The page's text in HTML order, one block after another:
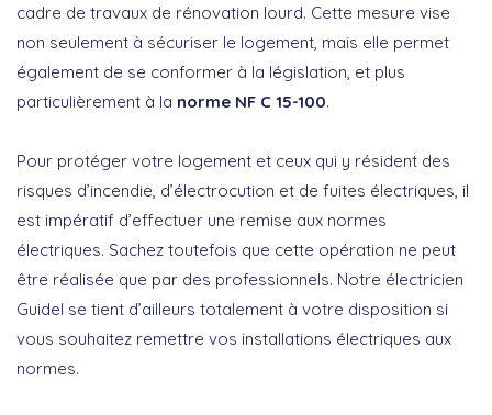
cadre de travaux de rénovation lourd. Cette mesure vise
non seulement à sécuriser le logement, mais elle permet
également de se conformer à la législation, et plus
particulièrement à la norme NF C 15-100.
Pour protéger votre logement et ceux qui y résident des
risques d’incendie, d’électrocution et de fuites électriques, il
est impératif d’effectuer une remise aux normes
électriques. Sachez toutefois que cette opération ne peut
être réalisée que par des professionnels. Notre électricien
Guidel se tient d’ailleurs totalement à votre disposition si
vous souhaitez remettre vos installations électriques aux
normes.